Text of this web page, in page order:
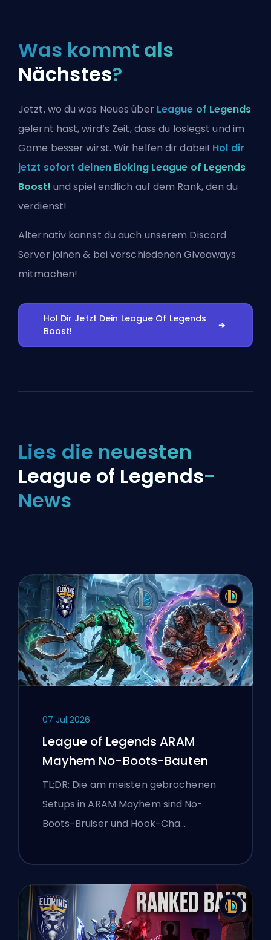
Was kommt als
Nächstes?
Jetzt, wo du was Neues über League of Legends
gelernt hast, wird’s Zeit, dass du loslegst und im
Game besser wirst. Wir helfen dir dabei! Hol dir
jetzt sofort deinen Eloking League of Legends
Boost! und spiel endlich auf dem Rank, den du
verdienst!
Alternativ kannst du auch unserem Discord
Server joinen & bei verschiedenen Giveaways
mitmachen!
Hol Dir Jetzt Dein League Of Legends
Boost!
Lies die neuesten
League of Legends-
News
07 Jul 2026
League of Legends ARAM
Mayhem No-Boots-Bauten
TL;DR: Die am meisten gebrochenen
Setups in ARAM Mayhem sind No-
Boots-Bruiser und Hook-Cha…